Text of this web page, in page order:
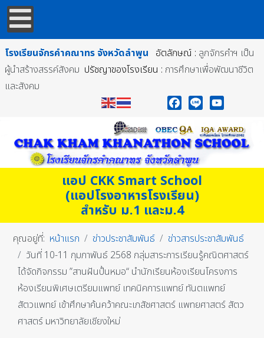
โรงเรียนจักรคำคณาทร จังหวัดลำพูน อัตลักษณ์ : ลูกจักรคำฯ เป็น
ผู้นำสร้างสรรค์สังคม ปรัชญาของโรงเรียน : การศึกษาเพื่อพัฒนาชีวิต
และสังคม
แอป CKK Smart School
(แอปโรงอาหารโรงเรียน)
สำหรับ ม.1 และม.4
คุณอยู่ที่: หน้าแรก ข่าวประชาสัมพันธ์
ข่าวสารประชาสัมพันธ์
วันที่ 10-11 กุมภาพันธ์ 2568 กลุ่มสาระการเรียนรู้คณิตศาสตร์
ได้จัดกิจกรรม ”สานฝันปั้นหมอ“ นำนักเรียนห้องเรียนโครงการ
ห้องเรียนพิเศษเตรียมแพทย์ เทคนิคการแพทย์ ทันตแพทย์
สัตวแพทย์ เข้าศึกษาค้นคว้าคณะเภสัชศาสตร์ แพทยศาสตร์ สัตว
ศาสตร์ มหาวิทยาลัยเชียงใหม่